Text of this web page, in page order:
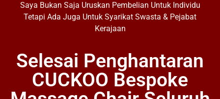
Saya Bukan Saja Uruskan Pembelian Untuk Individu
Tetapi Ada Juga Untuk Syarikat Swasta & Pejabat
Kerajaan
Selesai Penghantaran
CUCKOO Bespoke